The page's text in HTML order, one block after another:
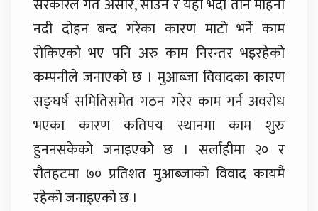
नदी दोहन बन्द गरेका कारण माटो भर्ने काम
रोकिएको भए पनि अरु काम निरन्तर भइरहेको
कम्पनीले जनाएको छ । मुआब्जा विवादका कारण
सङ्घर्ष समितिसमेत गठन गरेर काम गर्न अवरोध
भएका कारण कतिपय स्थानमा काम शुरु
हुननसकेको जनाइएकोे छ । सर्लाहीमा २० र
रौतहटमा ७० प्रतिशत मुआब्जाको विवाद कायमै
रहेको जनाइएको छ ।